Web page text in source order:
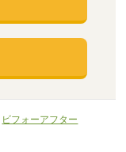
ビフォーアフター